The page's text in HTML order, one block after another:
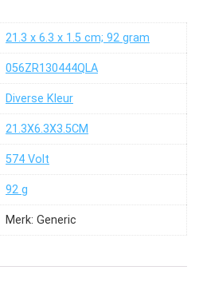
‎21.3 x 6.3 x 1.5 cm; 92 gram
‎056ZR130444QLA
‎Diverse Kleur
‎21.3X6.3X3.5CM
‎574 Volt
‎92 g
Merk: Generic